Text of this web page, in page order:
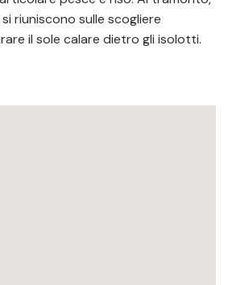
riuniscono sulle scogliere
il sole calare dietro gli isolotti.